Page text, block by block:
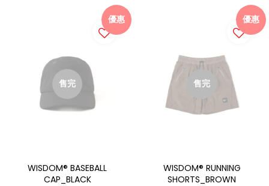
優惠
售完
WISDOM® BASEBALL
CAP_BLACK
優惠
售完
WISDOM® RUNNING
SHORTS_BROWN